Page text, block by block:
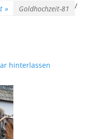
/
» Goldhochzeit-81
hinterlassen